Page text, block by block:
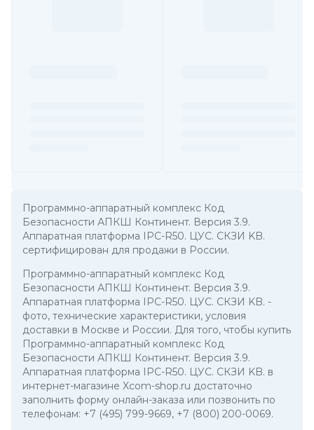
Программно-аппаратный комплекс Код
Безопасности АПКШ Континент. Версия 3.9.
Аппаратная платформа IPC-R50. ЦУС. СКЗИ KB.
сертифицирован для продажи в России.
Программно-аппаратный комплекс Код
Безопасности АПКШ Континент. Версия 3.9.
Аппаратная платформа IPC-R50. ЦУС. СКЗИ KB. -
фото, технические характеристики, условия
доставки в Москве и России. Для того, чтобы купить
Программно-аппаратный комплекс Код
Безопасности АПКШ Континент. Версия 3.9.
Аппаратная платформа IPC-R50. ЦУС. СКЗИ KB. в
интернет-магазине Xcom-shop.ru достаточно
заполнить форму онлайн-заказа или позвонить по
телефонам: +7 (495) 799-9669, +7 (800) 200-0069.